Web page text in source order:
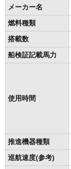
メーカー名
燃料種類
搭載数
船検証記載馬力
使用時間
推進機器種類
巡航速度(参考)